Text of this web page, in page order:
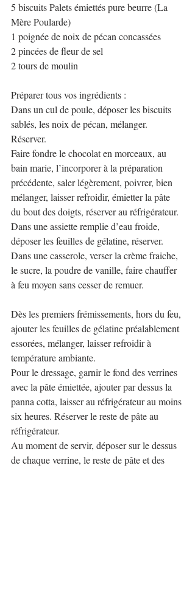
5 biscuits Palets émiettés pure beurre (La
Mère Poularde)
1 poignée de noix de pécan concassées
2 pincées de fleur de sel
2 tours de moulin
Préparer tous vos ingrédients :
Dans un cul de poule, déposer les biscuits
sablés, les noix de pécan, mélanger.
Réserver.
Faire fondre le chocolat en morceaux, au
bain marie, l’incorporer à la préparation
précédente, saler légèrement, poivrer, bien
mélanger, laisser refroidir, émietter la pâte
du bout des doigts, réserver au réfrigérateur.
Dans une assiette remplie d’eau froide,
déposer les feuilles de gélatine, réserver.
Dans une casserole, verser la crème fraiche,
le sucre, la poudre de vanille, faire chauffer
à feu moyen sans cesser de remuer.
Dès les premiers frémissements, hors du feu,
ajouter les feuilles de gélatine préalablement
essorées, mélanger, laisser refroidir à
température ambiante.
Pour le dressage, garnir le fond des verrines
avec la pâte émiettée, ajouter par dessus la
panna cotta, laisser au réfrigérateur au moins
six heures. Réserver le reste de pâte au
réfrigérateur.
Au moment de servir, déposer sur le dessus
de chaque verrine, le reste de pâte et des